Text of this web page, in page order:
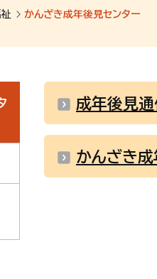
祉 かんざき成年後見センター
成年後見
かんざき